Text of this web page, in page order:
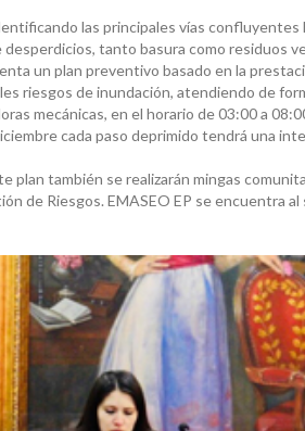
las principales vías
desperdicios, tanto basura como residuos
un plan preventivo basado en la
riesgos de inundación, atendiendo de
mecánicas, en el horario de 03:00 a
cada paso deprimido tendrá una
plan también se realizarán mingas
de Riesgos. EMASEO EP se encuentra